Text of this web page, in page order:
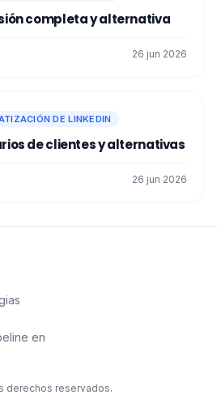
completa y alternativa
26 jun 2026
DE LINKEDIN
de clientes y alternativas
26 jun 2026
en
derechos reservados.